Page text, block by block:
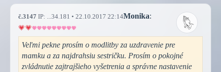
č.3147 IP: ...34.181 • 22.10.2017 22:14Monika:
Veľmi pekne prosím o modlitby za uzdravenie pre
mamku a za najdrahsiu sestričku. Prosím o pokojné
zvládnutie zajtrajšieho vyšetrenia a správne nastavenie